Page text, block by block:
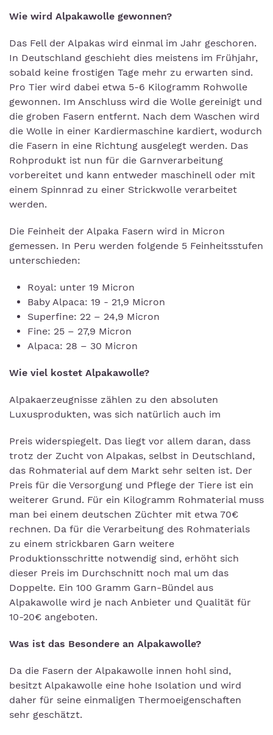
Wie wird Alpakawolle gewonnen?
Das Fell der Alpakas wird einmal im Jahr geschoren.
In Deutschland geschieht dies meistens im Frühjahr,
sobald keine frostigen Tage mehr zu erwarten sind.
Pro Tier wird dabei etwa 5-6 Kilogramm Rohwolle
gewonnen. Im Anschluss wird die Wolle gereinigt und
die groben Fasern entfernt. Nach dem Waschen wird
die Wolle in einer Kardiermaschine kardiert, wodurch
die Fasern in eine Richtung ausgelegt werden. Das
Rohprodukt ist nun für die Garnverarbeitung
vorbereitet und kann entweder maschinell oder mit
einem Spinnrad zu einer Strickwolle verarbeitet
werden.
Die Feinheit der Alpaka Fasern wird in Micron
gemessen. In Peru werden folgende 5 Feinheitsstufen
unterschieden:
Royal: unter 19 Micron
Baby Alpaca: 19 - 21,9 Micron
Superfine: 22 – 24,9 Micron
Fine: 25 – 27,9 Micron
Alpaca: 28 – 30 Micron
Wie viel kostet Alpakawolle?
Alpakaerzeugnisse zählen zu den absoluten
Luxusprodukten, was sich natürlich auch im
Preis widerspiegelt. Das liegt vor allem daran, dass
trotz der Zucht von Alpakas, selbst in Deutschland,
das Rohmaterial auf dem Markt sehr selten ist. Der
Preis für die Versorgung und Pflege der Tiere ist ein
weiterer Grund. Für ein Kilogramm Rohmaterial muss
man bei einem deutschen Züchter mit etwa 70€
rechnen. Da für die Verarbeitung des Rohmaterials
zu einem strickbaren Garn weitere
Produktionsschritte notwendig sind, erhöht sich
dieser Preis im Durchschnitt noch mal um das
Doppelte. Ein 100 Gramm Garn-Bündel aus
Alpakawolle wird je nach Anbieter und Qualität für
10-20€ angeboten.
Was ist das Besondere an Alpakawolle?
Da die Fasern der Alpakawolle innen hohl sind,
besitzt Alpakawolle eine hohe Isolation und wird
daher für seine einmaligen Thermoeigenschaften
sehr geschätzt.